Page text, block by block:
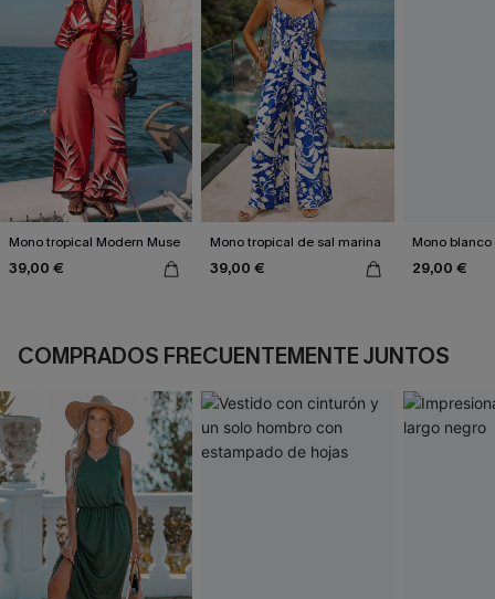
Mono tropical Modern Muse
39,00 €
Mono tropical de sal marina
39,00 €
Mono
29,00 €
COMPRADOS FRECUENTEMENTE JUNTOS